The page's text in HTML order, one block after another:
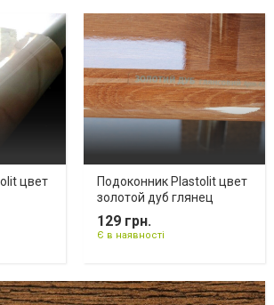
цвет
Подоконник Plastolit цвет
золотой дуб глянец
129 грн.
Є в наявності